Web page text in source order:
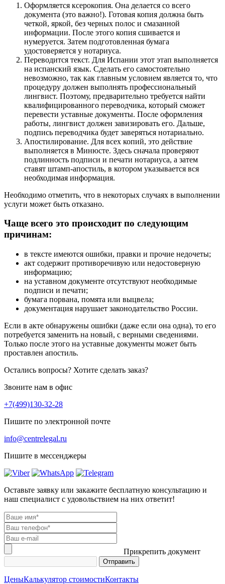
Оформляется ксерокопия. Она делается со всего
документа (это важно!). Готовая копия должна быть
четкой, яркой, без черных полос и смазанной
информации. После этого копия сшивается и
нумеруется. Затем подготовленная бумага
удостоверяется у нотариуса.
Переводится текст. Для Испании этот этап выполняется
на испанский язык. Сделать его самостоятельно
невозможно, так как главным условием является то, что
процедуру должен выполнять профессиональный
лингвист. Поэтому, предварительно требуется найти
квалифицированного переводчика, который сможет
перевести уставные документы. После оформления
работы, лингвист должен завизировать его. Дальше,
подпись переводчика будет заверяться нотариально.
Апостилирование. Для всех копий, это действие
выполняется в Минюсте. Здесь сначала проверяют
подлинность подписи и печати нотариуса, а затем
ставят штамп-апостиль, в котором указывается вся
необходимая информация.
Необходимо отметить, что в некоторых случаях в выполнении
услуги может быть отказано.
Чаще всего это происходит по следующим
причинам:
в тексте имеются ошибки, правки и прочие недочеты;
акт содержит противоречивую или недостоверную
информацию;
на уставном документе отсутствуют необходимые
подписи и печати;
бумага порвана, помята или выцвела;
документация нарушает законодательство России.
Если в акте обнаружены ошибки (даже если она одна), то его
потребуется заменить на новый, с верными сведениями.
Только после этого на уставные документы может быть
проставлен апостиль.
Остались вопросы? Хотите сделать заказ?
Звоните нам в офис
+7(499)130-32-28
Пишите по электронной почте
info@centrelegal.ru
Пишите в мессенджеры
Оставьте заявку или закажите бесплатную консультацию и
наш специалист с удовольствием на них ответит!
Прикрепить документ
ЦеныКалькулятор стоимостиКонтакты